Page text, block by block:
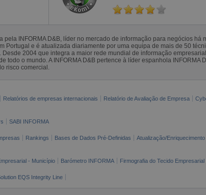
pela INFORMA D&B, líder no mercado de informação para negócios há
Portugal e é atualizada diariamente por uma equipa de mais de 50
2004 que integra a maior rede mundial de informação
todo o mundo. A INFORMA D&B pertence à líder espanhola INFORMA
risco comercial.
Relatórios de empresas internacionais Relatório de Avaliação de Empresa
SABI INFORMA
Rankings Bases de Dados Pré-Definidas Atualização/
- Município Barómetro INFORMA Firmografia do Tecido Empresarial
EQS Integrity Line